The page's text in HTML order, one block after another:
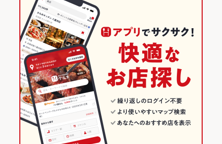
北海道 目黒西口店
北の味紀行と地酒 北海道 大崎ゲートシティ店
北海道 国分寺南口駅前店
北海道 八王子駅前店
北海道 錦糸町店
その他の関連店舗
武蔵溝ノ口駅 × 和風
和食全般
溝の口・たまプラーザ・青葉台 × 和食
溝の口・たまプラーザ・青葉台 × 和食全般
武蔵溝ノ口駅 × 和食
溝の口 × 和食全般
神奈川
神奈川 × 居酒屋
神奈川 × 和風
神奈川 × 和食
神奈川 × 和食全般
つくね 焼売 チャーハン
味噌バターコーンラーメン
神奈川の居酒屋ランキング
溝の口・たまプラーザ・青葉台のグルメランキング
溝の口・たまプラーザ・青葉台の居酒屋ランキング
溝の口のグルメランキング
溝の口の居酒屋ランキング